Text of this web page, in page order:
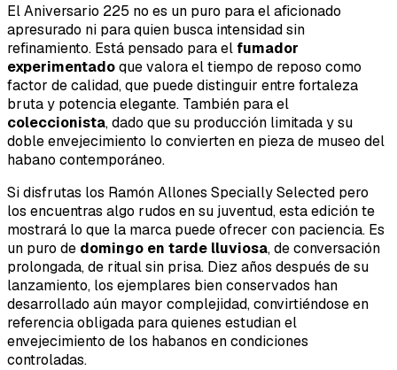
El Aniversario 225 no es un puro para el aficionado
apresurado ni para quien busca intensidad sin
refinamiento. Está pensado para el fumador
experimentadoque valora el tiempo de reposo como
factor de calidad, que puede distinguir entre fortaleza
bruta y potencia elegante. También para el
coleccionista, dado que su producción limitada y su
doble envejecimiento lo convierten en pieza de museo del
habano contemporáneo.
Si disfrutas los Ramón Allones Specially Selected pero
los encuentras algo rudos en su juventud, esta edición te
mostrará lo que la marca puede ofrecer con paciencia. Es
un puro de domingo en tarde lluviosa, de conversación
prolongada, de ritual sin prisa. Diez años después de su
lanzamiento, los ejemplares bien conservados han
desarrollado aún mayor complejidad, convirtiéndose en
referencia obligada para quienes estudian el
envejecimiento de los habanos en condiciones
controladas.